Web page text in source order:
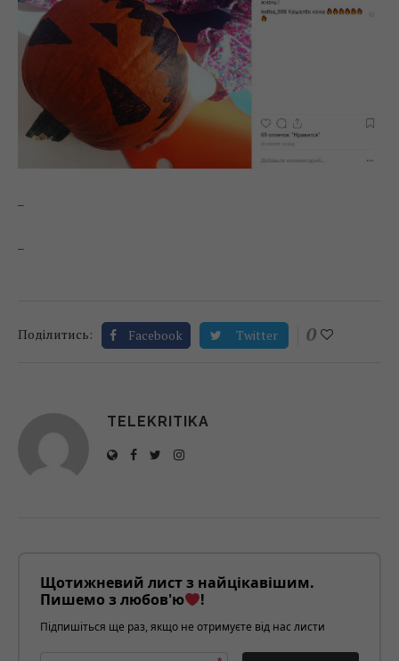
Поділитись: Facebook Twitter 0
TELEKRITIKA
Щотижневий лист з найцікавішим.
Пишемо з любов'ю
!
Підпишіться ще раз, якщо не отримуєте від нас листи